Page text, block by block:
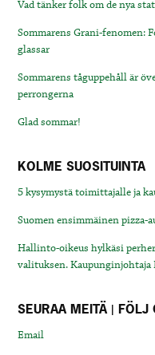
Vad tänker folk om de nya
Sommarens Grani-fenomen:
glassar
Sommarens tåguppehåll är
perrongerna
Glad sommar!
KOLME SUOSITUINTA
5 kysymystä toimittajalle ja
Suomen ensimmäinen
Hallinto-oikeus hylkäsi
valituksen. Kaupunginjohtaja
SEURAA MEITÄ | FÖLJ
Email